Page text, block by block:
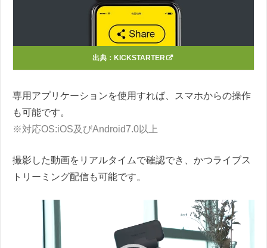
出典： KICKSTARTER
専用アプリケーションを使用すれば、スマホからの操作
も可能です。
※対応OS:iOS及びAndroid7.0以上
撮影した動画をリアルタイムで確認でき、かつライブス
トリーミング配信も可能です。